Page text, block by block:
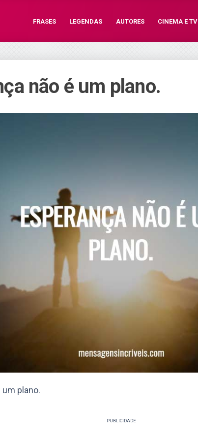
FRASES LEGENDAS AUTORES CINEMA E TV
não é um plano.
um plano.
PUBLICIDADE